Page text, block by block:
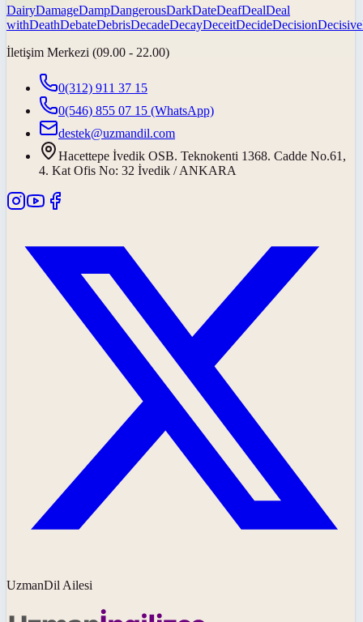
DairyDamageDampDangerousDarkDateDeafDealDeal
withDeathDebateDebrisDecadeDecayDeceitDecideDecisionDecisive
İletişim Merkezi (09.00 - 22.00)
0(312) 911 37 15
0(546) 855 07 15 (WhatsApp)
destek@uzmandil.com
Hacettepe İvedik OSB. Teknokenti 1368. Cadde No.61,
4. Kat Ofis No: 32 İvedik / ANKARA
UzmanDil Ailesi